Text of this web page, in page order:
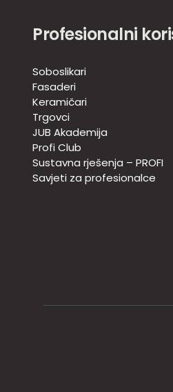
Profesionalni
Soboslikari
Fasaderi
Keramičari
Trgovci
JUB Akademija
Profi Club
Sustavna rješenja – PROFI
Savjeti za profesionalce